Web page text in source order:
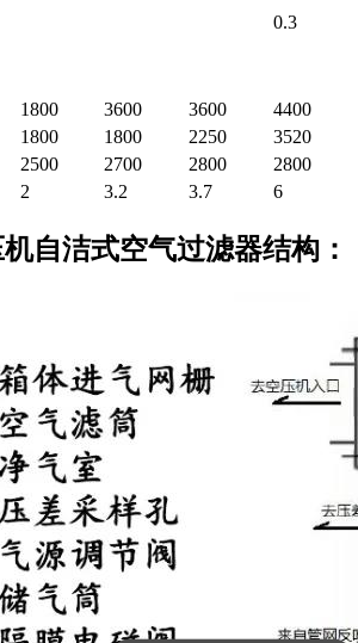
0.3
1800 3600 3600
4400
1800 1800 2250
3520
2500 2700 2800
2800
2 3.2 3.7 6
自洁式空气过滤器结构：